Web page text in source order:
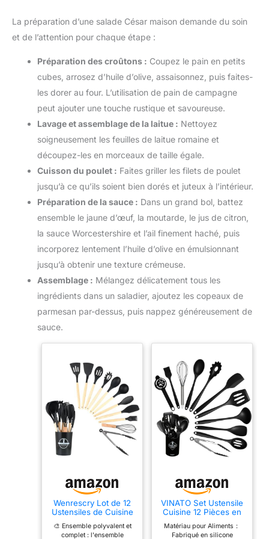
La préparation d’une salade César maison demande du soin
et de l’attention pour chaque étape :
Préparation des croûtons : Coupez le pain en petits
cubes, arrosez d’huile d’olive, assaisonnez, puis faites-
les dorer au four. L’utilisation de pain de campagne
peut ajouter une touche rustique et savoureuse.
Lavage et assemblage de la laitue : Nettoyez
soigneusement les feuilles de laitue romaine et
découpez-les en morceaux de taille égale.
Cuisson du poulet : Faites griller les filets de poulet
jusqu’à ce qu’ils soient bien dorés et juteux à l’intérieur.
Préparation de la sauce : Dans un grand bol, battez
ensemble le jaune d’œuf, la moutarde, le jus de citron,
la sauce Worcestershire et l’ail finement haché, puis
incorporez lentement l’huile d’olive en émulsionnant
jusqu’à obtenir une texture crémeuse.
Assemblage : Mélangez délicatement tous les
ingrédients dans un saladier, ajoutez les copeaux de
parmesan par-dessus, puis nappez généreusement de
sauce.
Wenrescry Lot de 12
Ustensiles de Cuisine
Résistants à la
🎨 Ensemble polyvalent et
complet : l'ensemble
VINATO Set Ustensile
Cuisine 12 Pièces en
Ustensiles de Cuisine
Matériau pour Aliments：
Fabriqué en silicone